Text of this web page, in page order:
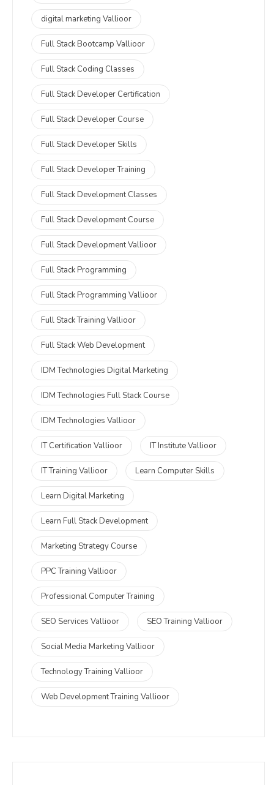
digital marketing Vallioor
Full Stack Bootcamp Vallioor
Full Stack Coding Classes
Full Stack Developer Certification
Full Stack Developer Course
Full Stack Developer Skills
Full Stack Developer Training
Full Stack Development Classes
Full Stack Development Course
Full Stack Development Vallioor
Full Stack Programming
Full Stack Programming Vallioor
Full Stack Training Vallioor
Full Stack Web Development
IDM Technologies Digital Marketing
IDM Technologies Full Stack Course
IDM Technologies Vallioor
IT Certification Vallioor IT Institute Vallioor
IT Training Vallioor Learn Computer Skills
Learn Digital Marketing
Learn Full Stack Development
Marketing Strategy Course
PPC Training Vallioor
Professional Computer Training
SEO Services Vallioor SEO Training Vallioor
Social Media Marketing Vallioor
Technology Training Vallioor
Web Development Training Vallioor